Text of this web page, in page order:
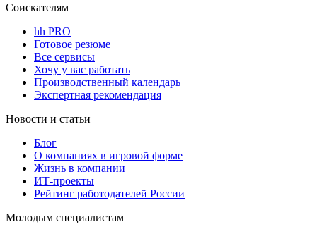
Соискателям
hh PRO
Готовое резюме
Все сервисы
Хочу у вас работать
Производственный календарь
Экспертная рекомендация
Новости и статьи
Блог
О компаниях в игровой форме
Жизнь в компании
ИТ-проекты
Рейтинг работодателей России
Молодым специалистам